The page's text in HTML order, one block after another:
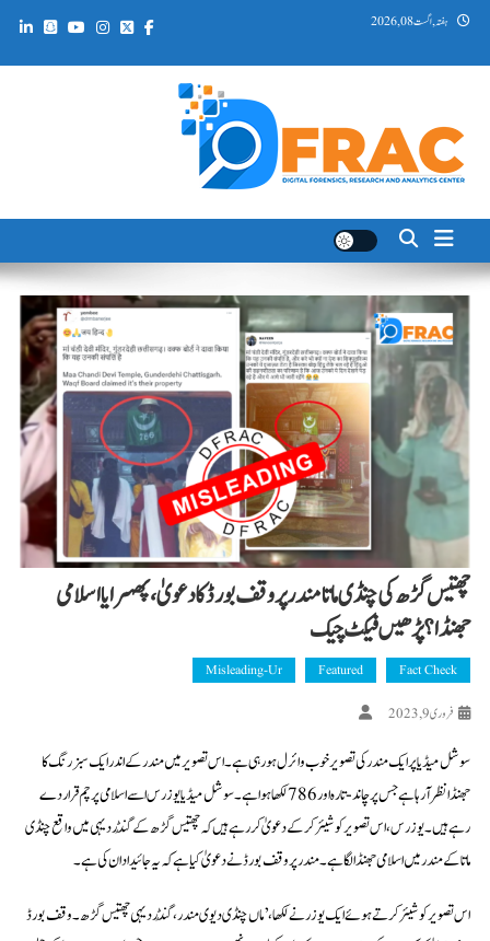
Skip ہفتہ, اگست 08, 2026
DFRAC_ORG
چھتیس گڑھ کی چنڈی ماتا مندر پر وقف بورڈ کا دعویٰ، پھہرایا اسلامی
جھنڈا؟ پڑھیں فیکٹ چیک
Fact Check
Featured
Misleading-Ur
فروری 9, 2023
سوشل میڈیا پر ایک مندر کی تصویر خوب وائرل ہو رہی ہے۔ اس تصویر میں مندر کے اندر ایک سبز رنگ کا
جھنڈا نظر آرہا ہے جس پر چاند-تارہ اور 786 لکھا ہوا ہے۔ سوشل میڈیا یوزرس اسے اسلامی پرچم قرار دے
رہے ہیں۔ یوزرس، اس تصویر کو شیئر کرکے دعویٰ کر رہے ہیں کہ چھتیس گڑھ کے گُنڈردیہی میں واقع چنڈی
ماتا کے مندر میں اسلامی جھنڈا لگاہے۔ مندر پر وقف بورڈ نے دعویٰ کیا ہے کہ یہ جائیداد ان کی ہے۔
اس تصویر کو شیئر کرتے ہوئے ایک یوزر نے لکھا،’ماں چنڈی دیوی مندر، گُنڈردیہی چھتیس گڑھ۔ وقف بورڈ